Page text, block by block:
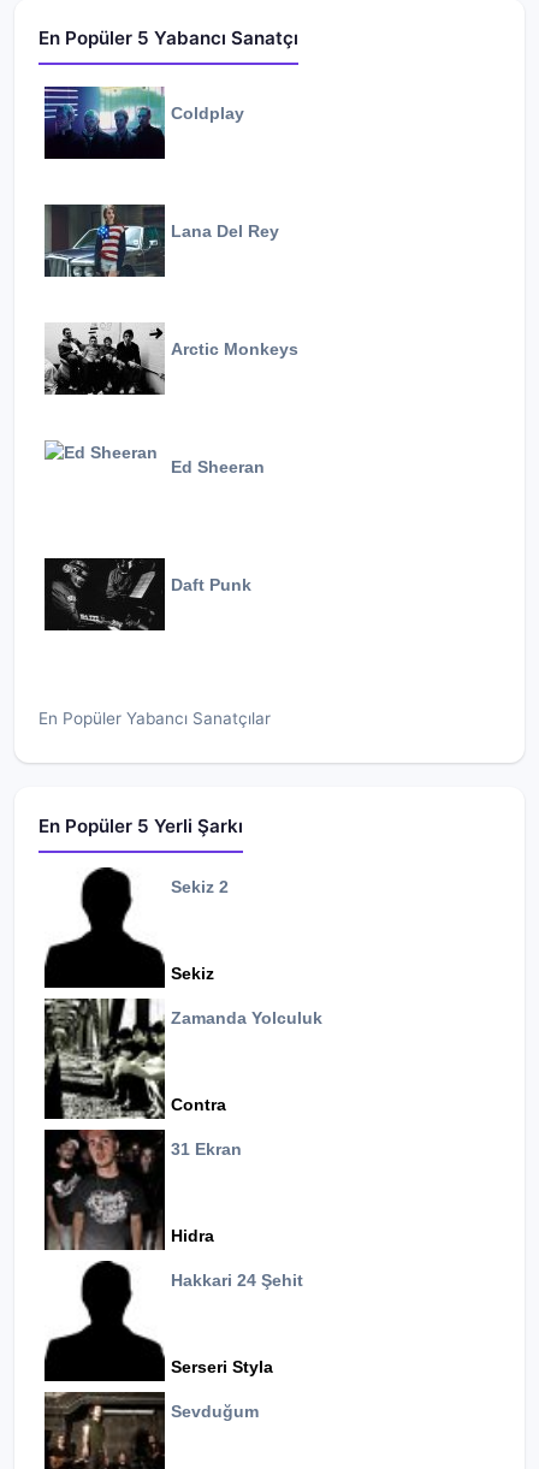
En Popüler 5 Yabancı Sanatçı
Coldplay
Lana Del Rey
Arctic Monkeys
Ed Sheeran
Daft Punk
En Popüler Yabancı Sanatçılar
En Popüler 5 Yerli Şarkı
Sekiz 2
Sekiz
Zamanda Yolculuk
Contra
31 Ekran
Hidra
Hakkari 24 Şehit
Serseri Styla
Sevduğum